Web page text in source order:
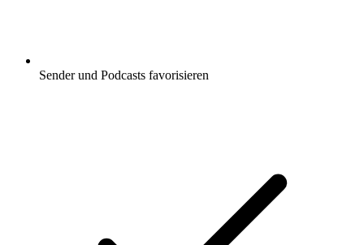
Sender und Podcasts favorisieren